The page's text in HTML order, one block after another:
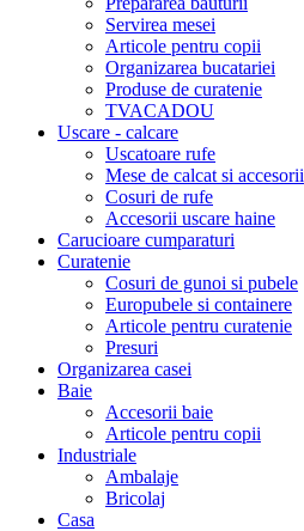
Servirea mesei
Articole pentru copii
Organizarea bucatariei
Produse de curatenie
TVACADOU
Uscare - calcare
Uscatoare rufe
Mese de calcat si accesorii
Cosuri de rufe
Accesorii uscare haine
Carucioare cumparaturi
Curatenie
Cosuri de gunoi si pubele
Europubele si containere
Articole pentru curatenie
Presuri
Organizarea casei
Baie
Accesorii baie
Articole pentru copii
Industriale
Ambalaje
Bricolaj
Casa